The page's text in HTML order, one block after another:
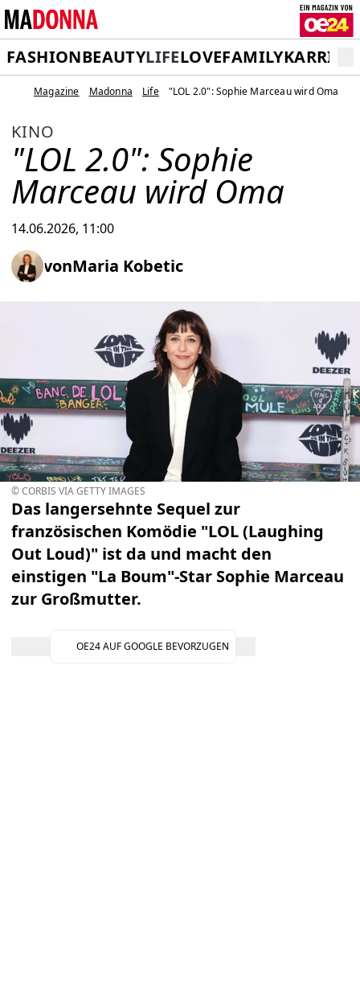
FASHIONBEAUTYLIFELOVEFAMILY
Magazine Madonna Life "LOL 2.0": Sophie Marceau wird Oma
KINO
"LOL 2.0": Sophie
Marceau wird Oma
14.06.2026, 11:00
vonMaria Kobetic
© CORBIS VIA GETTY IMAGES
Das langersehnte Sequel zur
französischen Komödie "LOL (Laughing
Out Loud)" ist da und macht den
einstigen "La Boum"-Star Sophie Marceau
zur Großmutter.
OE24 AUF GOOGLE BEVORZUGEN